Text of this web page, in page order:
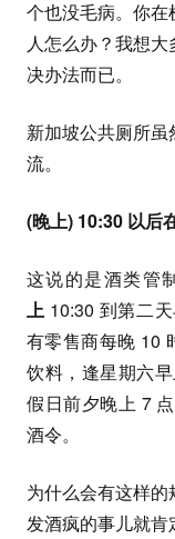
个也没毛病。你
人怎么办？我想
决办法而已。
新加坡公共厕所
流。
(晚上) 10:30 以后
这说的是酒类管
上 10:30 到第二
有零售商每晚 10
饮料，逢星期六
假日前夕晚上 7
酒令。
为什么会有这样的
发酒疯的事儿就